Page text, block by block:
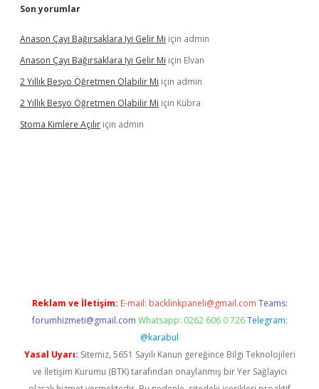
Son yorumlar
Anason Çayı Bağırsaklara Iyi Gelir Mi için admin
Anason Çayı Bağırsaklara Iyi Gelir Mi için Elvan
2 Yıllık Besyo Öğretmen Olabilir Mi için admin
2 Yıllık Besyo Öğretmen Olabilir Mi için Kübra
Stoma Kimlere Açılır için admin
Reklam ve İletişim: E-mail: backlinkpaneli@gmail.com Teams:
forumhizmeti@gmail.com Whatsapp: 0262 606 0 726 Telegram:
@karabul
Yasal Uyarı: Sitemiz, 5651 Sayılı Kanun gereğince Bilgi Teknolojileri
ve İletişim Kurumu (BTK) tarafından onaylanmış bir Yer Sağlayıcı